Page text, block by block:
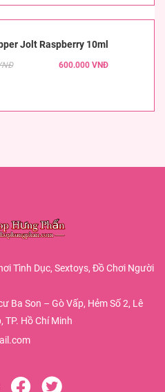
Jolt Raspberry 10ml
600.000 VNĐ
Tình Dục, Sextoys, Đồ Chơi Người
Ba Son – Gò Vấp, Hẻm Số 2, Lê
TP. Hồ Chí Minh